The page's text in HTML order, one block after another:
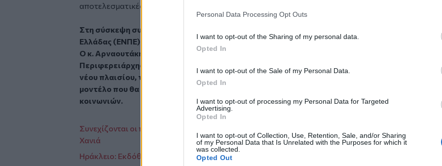
Personal Data Processing Opt Outs
I want to opt-out of the Sharing of my personal data.
Opted In
I want to opt-out of the Sale of my Personal Data.
Opted In
I want to opt-out of processing my Personal Data for Targeted
Advertising.
Opted In
I want to opt-out of Collection, Use, Retention, Sale, and/or Sharing
of my Personal Data that Is Unrelated with the Purposes for which it
was collected.
Opted Out
αποτελεσματικές στην στήριξη της ανάπτυξης και της συνοχής της χώρας."
Στη σύσκεψη συμμετείχε και ο Α’ Αντιπρόεδρος της Ένωσης Περιφερειών
Ελλάδας (ΕΝΠΕ) και Περιφερειάρχης Κρήτης Σταύρος Αρναουτάκης.
Ο κ. Αρναουτάκης, υπό την θεσμική του ιδιότητα στην ΕΝΠΕ αλλά και ως
Περιφερειάρχης Κρήτης, συμμετείχε στον διάλογο για τη διαμόρφωση του
νέου πλαισίου, τονίζοντας την ανάγκη για ένα ισχυρό αυτοδιοικητικό
μοντέλο που θα ανταποκρίνεται αμεσότερα στις ανάγκες των τοπικών
κοινωνιών.
Συνεχίζονται οι προετοιμασίες για το φεστιβάλ μαθηματικών και μουσικής στα
Χανιά
Ηράκλειο: Εκδόθηκε η οικοδομική άδεια του ΚΕ.ΚΟΙ.Φ.Α.Π.Η. Αγίας Αικατερίνης